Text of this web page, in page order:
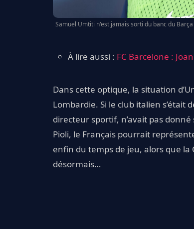
Samuel Umtiti n'est jamais sorti du banc du
À lire aussi : FC Barcelone :
Dans cette optique, la situation
Lombardie. Si le club italien s’était
directeur sportif, n’avait pas
Pioli, le Français pourrait
enfin du temps de jeu, alors que
désormais…